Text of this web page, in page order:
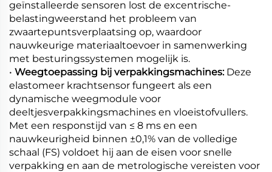
geïnstalleerde sensoren lost de excentrische-
belastingweerstand het probleem van
zwaartepuntsverplaatsing op, waardoor
nauwkeurige materiaaltoevoer in samenwerking
met besturingssystemen mogelijk is.
• Weegtoepassing bij verpakkingsmachines: Deze
elastomeer krachtsensor fungeert als een
dynamische weegmodule voor
deeltjesverpakkingsmachines en vloeistofvullers.
Met een responstijd van ≤ 8 ms en een
nauwkeurigheid binnen ±0,1% van de volledige
schaal (FS) voldoet hij aan de eisen voor snelle
verpakking en aan de metrologische vereisten voor